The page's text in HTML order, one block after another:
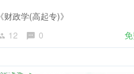
《财政学(高起专)》
12
0